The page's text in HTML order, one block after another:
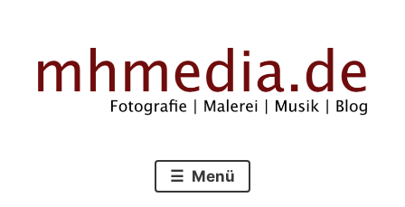
springen
mhmedia.de
Menü